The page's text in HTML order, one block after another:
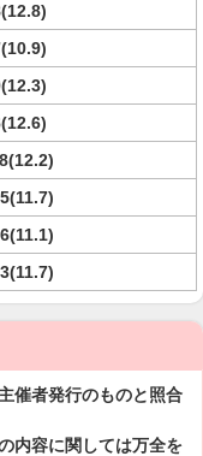
催者発行のものと照合
内容に関しては万全を